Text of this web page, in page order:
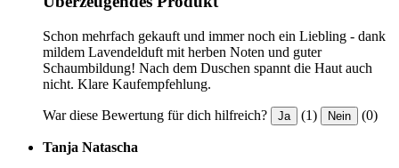
Schon mehrfach gekauft und immer noch ein Liebling - dank
mildem Lavendelduft mit herben Noten und guter
Schaumbildung! Nach dem Duschen spannt die Haut auch
nicht. Klare Kaufempfehlung.
War diese Bewertung für dich hilfreich? Ja (1) Nein (0)
Tanja Natascha